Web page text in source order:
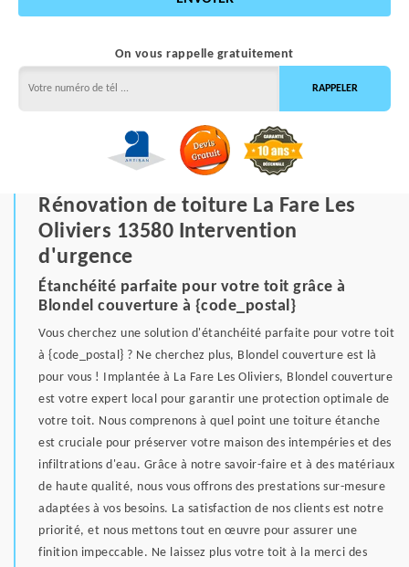
On vous rappelle gratuitement
Rénovation de toiture La Fare Les
Oliviers 13580 Intervention
d'urgence
Étanchéité parfaite pour votre toit grâce à
Blondel couverture à {code_postal}
Vous cherchez une solution d'étanchéité parfaite pour votre toit
à {code_postal} ? Ne cherchez plus, Blondel couverture est là
pour vous ! Implantée à La Fare Les Oliviers, Blondel couverture
est votre expert local pour garantir une protection optimale de
votre toit. Nous comprenons à quel point une toiture étanche
est cruciale pour préserver votre maison des intempéries et des
infiltrations d'eau. Grâce à notre savoir-faire et à des matériaux
de haute qualité, nous vous offrons des prestations sur-mesure
adaptées à vos besoins. La satisfaction de nos clients est notre
priorité, et nous mettons tout en œuvre pour assurer une
finition impeccable. Ne laissez plus votre toit à la merci des